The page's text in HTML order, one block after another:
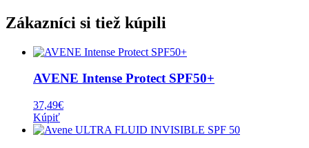
Zákazníci si tiež kúpili
AVENE Intense Protect SPF50+
37,49€
Kúpiť